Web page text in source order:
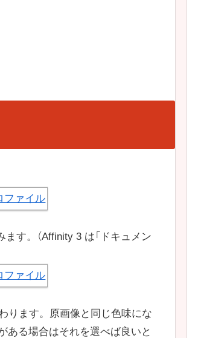
す。（Affinity 3 は「ドキュメン
ります。原画像と同じ色味にな
ある場合はそれを選べば良いと